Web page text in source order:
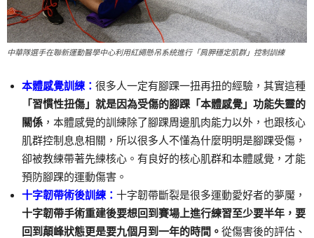
中華隊選手在聯新運動醫學中心利用紅繩懸吊系統進行「肩胛穩定肌群」控制訓練
本體感覺訓練： 很多人一定有腳踝一扭再扭的經驗，其實這種
「習慣性扭傷」就是因為受傷的腳踝「本體感覺」功能失靈的
關係 ，本體感覺的訓練除了腳踝周邊肌肉能力以外，也跟核心
肌群控制息息相關，所以很多人不懂為什麼明明是腳踝受傷，
卻被教練帶著先練核心。有良好的核心肌群和本體感覺，才能
預防腳踝的運動傷害。
十字韌帶術後訓練： 十字韌帶斷裂是很多運動愛好者的夢魘，
十字韌帶手術重建後要想回到賽場上進行練習至少要半年，要
回到顛峰狀態更是要九個月到一年的時間。 從傷害後的評估、